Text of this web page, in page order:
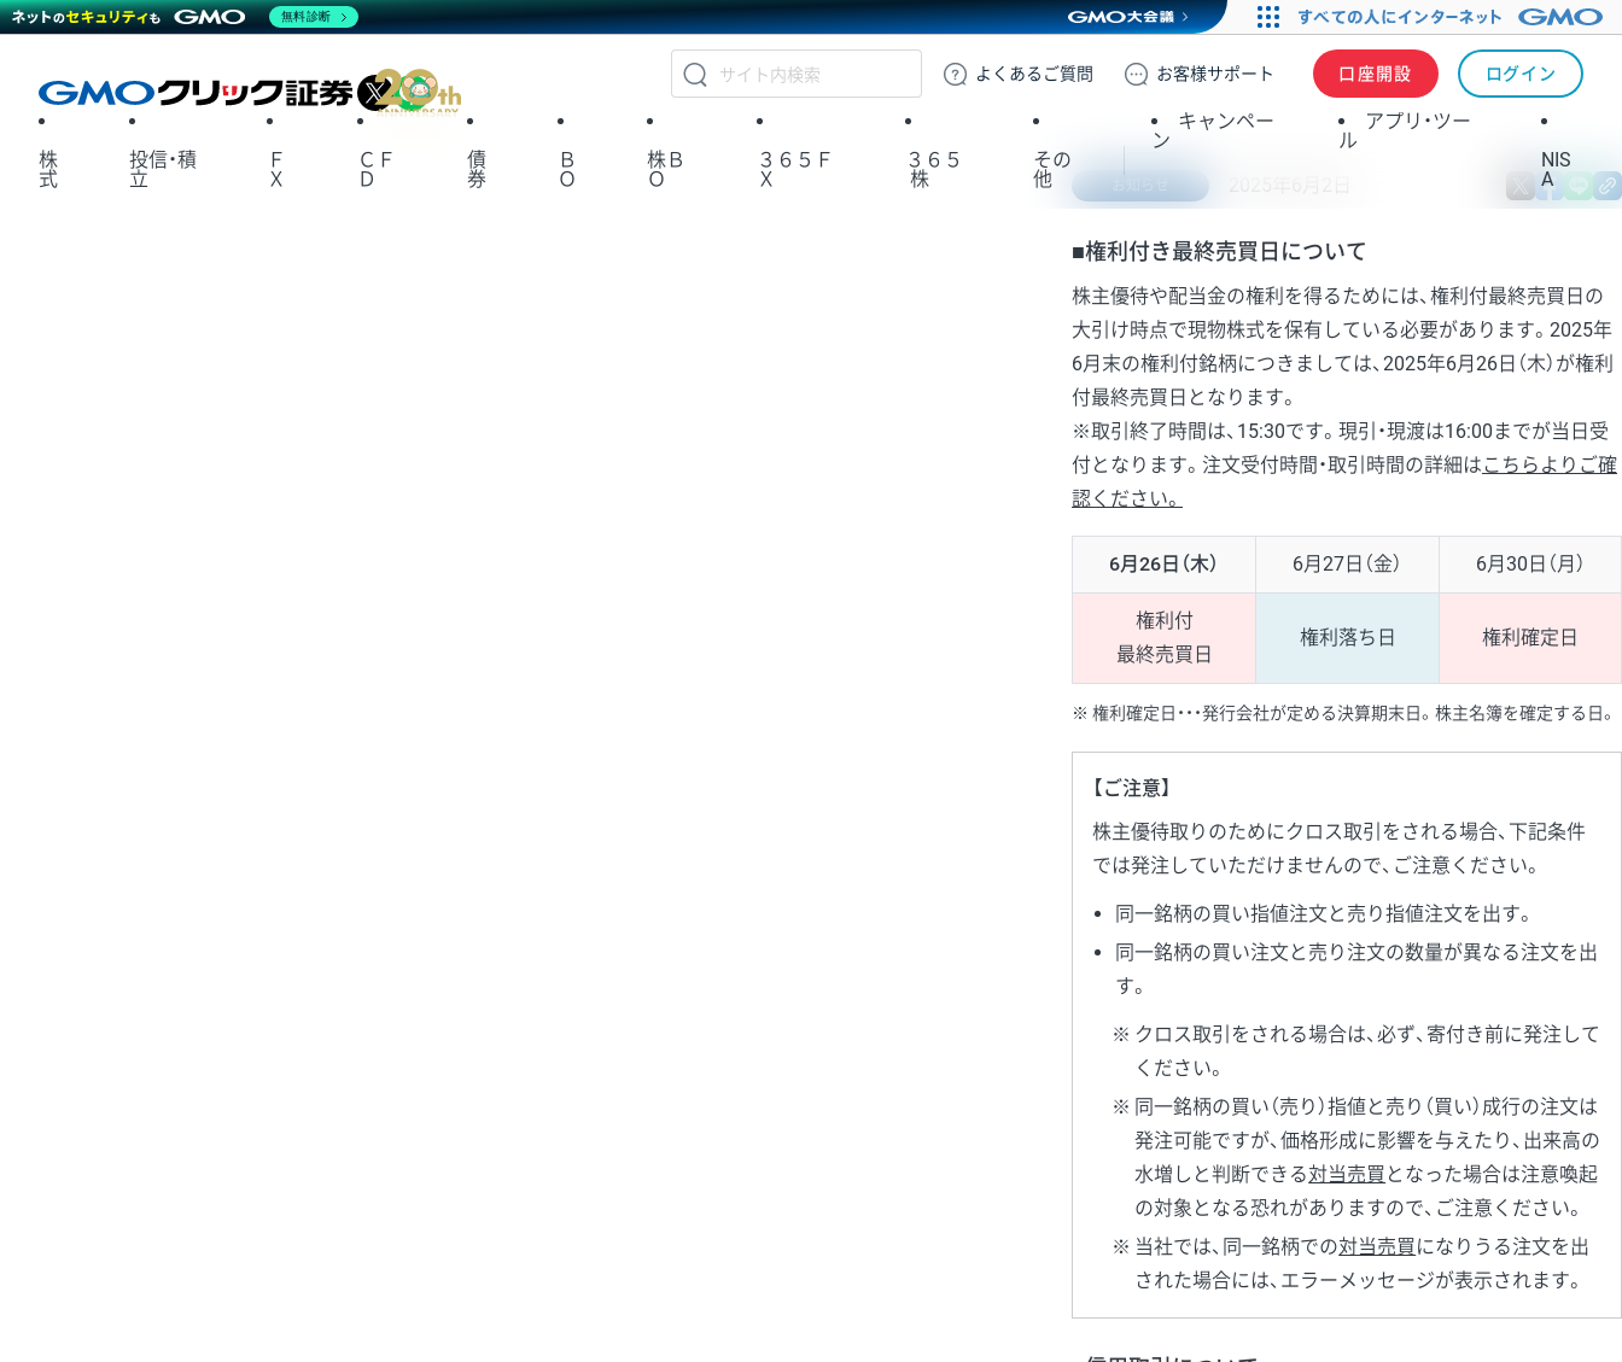
GMOクリック証券
よくある ご質問 お客様サポート 口座開設 ログイン
X
株
式
投信・積
立
Ｆ
Ｘ
ＣＦ
Ｄ
債
券
Ｂ
Ｏ
株Ｂ
Ｏ
３６５Ｆ
Ｘ
３６５
株
その
他
キャンペー
ン
アプリ・ツー
ル
NIS
A
X
■権利付き最終売買日について
株主優待や配当金の権利を得るためには、権利付最終売買日の
大引け時点で現物株式を保有している必要があります。2025年
6月末の権利付銘柄につきましては、2025年6月26日（木）が権利
付最終売買日となります。
※取引終了時間は、15:30です。現引・現渡は16:00までが当日受
付となります。注文受付時間・取引時間の詳細は こちらよりご確
認ください。
6月26日（木） 6月27日（金） 6月30日（月）
権利付
最終売買日
権利落ち日 権利確定日
権利確定日・・・発行会社が定める決算期末日。株主名簿を確定する日。
【ご注意】
株主優待取りのためにクロス取引をされる場合、下記条件
では発注していただけませんので、ご注意ください。
同一銘柄の買い指値注文と売り指値注文を出す。
同一銘柄の買い注文と売り注文の数量が異なる注文を出
す。
クロス取引をされる場合は、必ず、寄付き前に発注して
ください。
同一銘柄の買い（売り）指値と売り（買い）成行の注文は
発注可能ですが、価格形成に影響を与えたり、出来高の
水増しと判断できる対当売買 となった場合は注意喚起
の対象となる恐れがありますので、ご注意ください。
当社では、同一銘柄での対当売買になりうる注文を出
された場合には、エラーメッセージが表示されます。
無料診断